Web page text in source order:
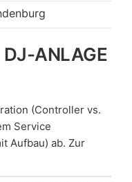
DJ-ANLAGE
(Controller vs.
Service
Aufbau) ab. Zur